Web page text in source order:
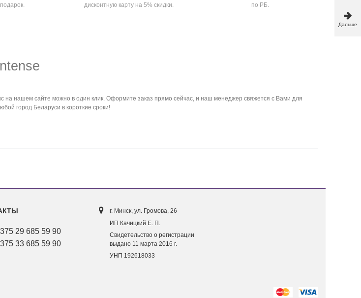
дисконтную карту на 5% скидки.
по РБ.
нашем сайте можно в один клик. Оформите заказ прямо сейчас, и наш менеджер свяжется с Вами для
город Беларуси в короткие сроки!
29 685 59 90
33 685 59 90
г. Минск, ул. Громова, 26
ИП Качицкий Е. П.
Свидетельство о регистрации
выдано 11 марта 2016 г.
УНП 192618033
Дальше